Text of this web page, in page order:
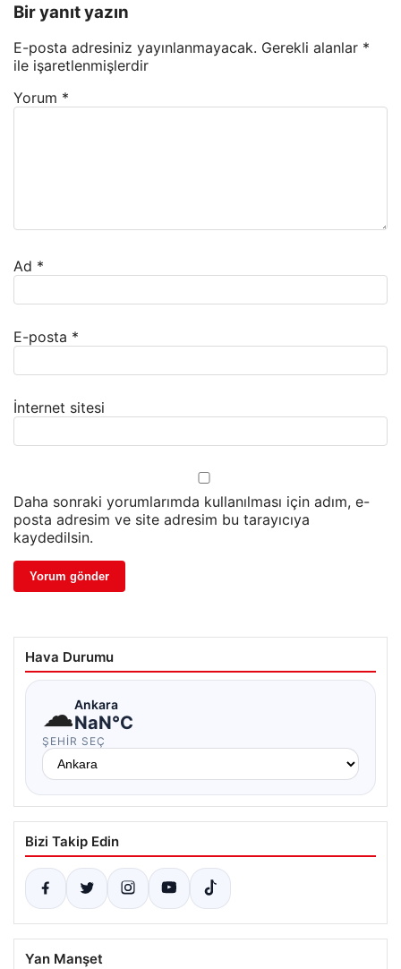
Bir yanıt yazın
E-posta adresiniz yayınlanmayacak. Gerekli alanlar *
ile işaretlenmişlerdir
Yorum *
Ad *
E-posta *
İnternet sitesi
Daha sonraki yorumlarımda kullanılması için adım, e-
posta adresim ve site adresim bu tarayıcıya
kaydedilsin.
Hava Durumu
☁Ankara
NaN°C
ŞEHIR SEÇ
Bizi Takip Edin
Yan Manşet